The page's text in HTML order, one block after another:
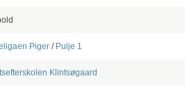
Piger/ Pulje 1
Klintsøgaard